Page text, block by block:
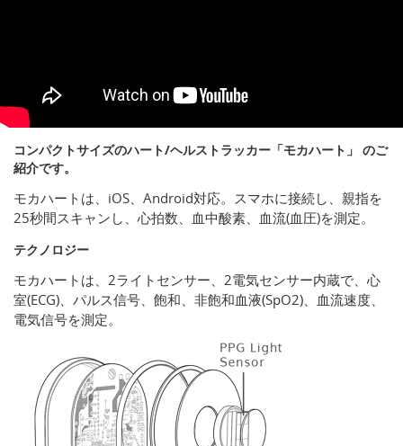
コンパクトサイズのハート/ヘルストラッカー「モカハート」 のご
紹介です。
モカハートは、iOS、Android対応。スマホに接続し、親指を
25秒間スキャンし、心拍数、血中酸素、血流(血圧)を測定。
テクノロジー
モカハートは、2ライトセンサー、2電気センサー内蔵で、心
室(ECG)、パルス信号、飽和、非飽和血液(SpO2)、血流速度、
電気信号を測定。